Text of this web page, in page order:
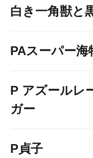
白き一角獣と
PAスーパー海
P アズールレ
ガー
P貞子